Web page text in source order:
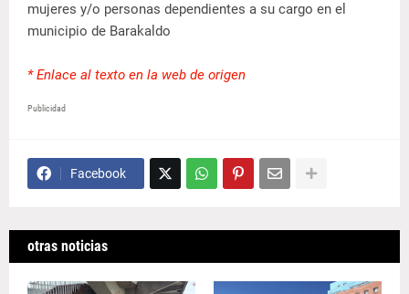
mujeres y/o personas dependientes a su cargo en el
municipio de Barakaldo
* Enlace al texto en la web de origen
Publicidad
Facebook
otras noticias